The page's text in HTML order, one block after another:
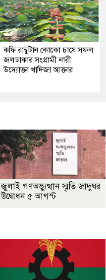
কফি রাম্বুটান কোকো চাষে সফল
জলঢাকার সংগ্রামী নারী
উদ্যোক্তা খাদিজা আক্তার
জুলাই গণঅভ্যুত্থান স্মৃতি জাদুঘর
উদ্বোধন ৫ আগস্ট